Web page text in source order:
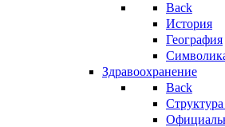
Back
История
География
Здравоохранение
Back